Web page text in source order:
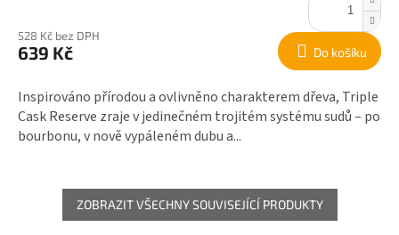
528 Kč bez DPH
639 Kč Do košíku
Inspirováno přírodou a ovlivněno charakterem dřeva, Triple
Cask Reserve zraje v jedinečném trojitém systému sudů – po
bourbonu, v nově vypáleném dubu a...
ZOBRAZIT VŠECHNY SOUVISEJÍCÍ PRODUKTY